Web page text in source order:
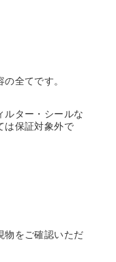
全てです。
ター・シールな
は保証対象外で
物をご確認いただ